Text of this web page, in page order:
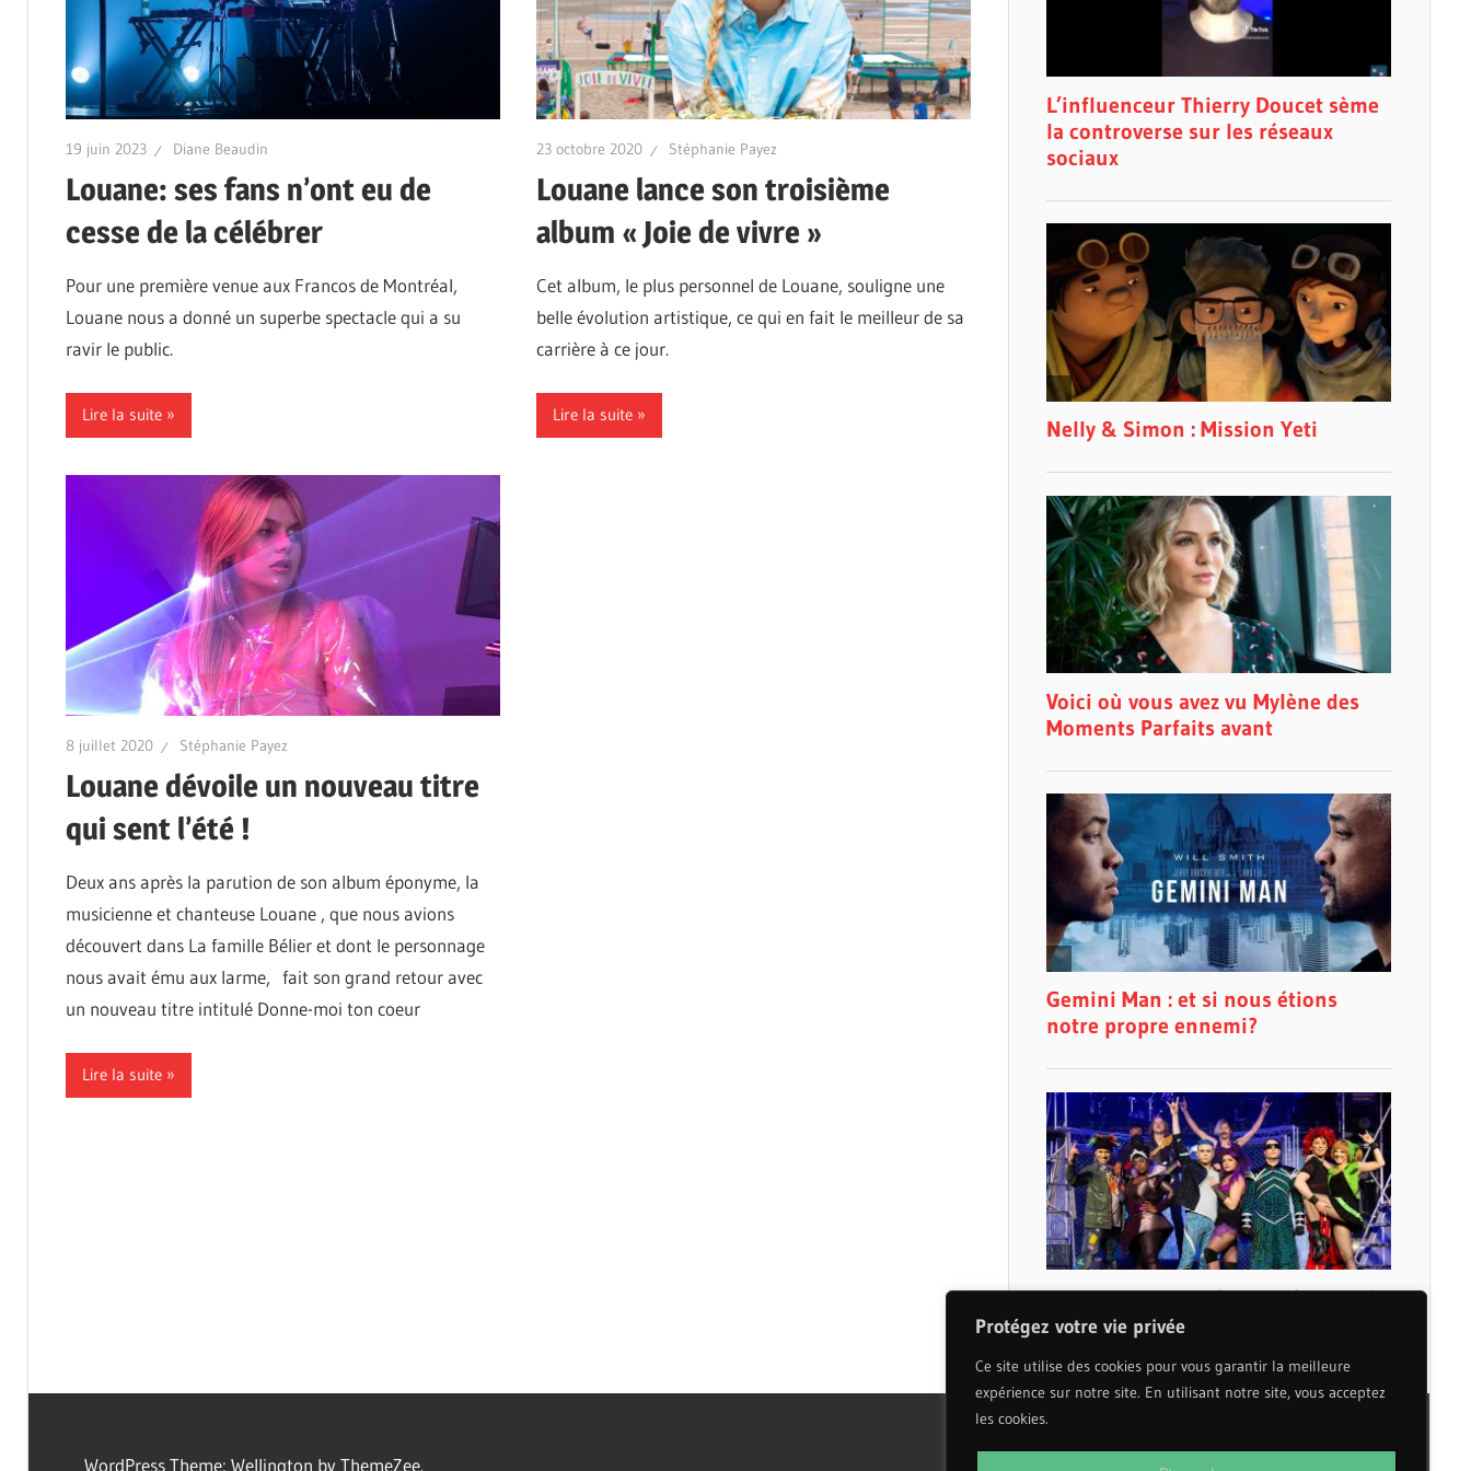
Protégez votre vie privée
Ce site utilise des cookies pour vous garantir la meilleure
expérience sur notre site. En utilisant notre site, vous acceptez
les cookies.
19 juin 2023 Diane Beaudin
Louane: ses fans n’ont eu de
cesse de la célébrer
Pour une première venue aux Francos de Montréal,
Louane nous a donné un superbe spectacle qui a su
ravir le public.
Lire la suite
23 octobre 2020 Stéphanie Payez
Louane lance son troisième
album « Joie de vivre »
Cet album, le plus personnel de Louane, souligne une
belle évolution artistique, ce qui en fait le meilleur de sa
carrière à ce jour.
Lire la suite
8 juillet 2020 Stéphanie Payez
Louane dévoile un nouveau titre
qui sent l’été !
Deux ans après la parution de son album éponyme, la
musicienne et chanteuse Louane , que nous avions
découvert dans La famille Bélier et dont le personnage
nous avait ému aux larme, fait son grand retour avec
un nouveau titre intitulé Donne-moi ton coeur
Lire la suite
WordPress Theme: Wellington by ThemeZee.